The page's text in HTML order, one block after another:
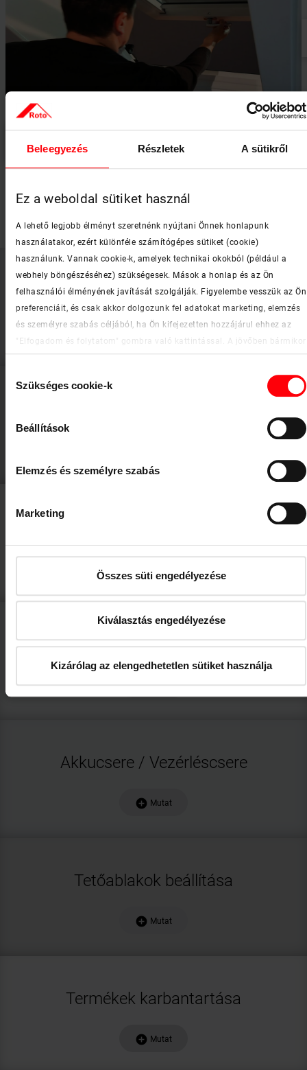
Beleegyezés Részletek A sütikről
Ez a weboldal sütiket használ
A lehető legjobb élményt szeretnénk nyújtani Önnek honlapunk
használatakor, ezért különféle számítógépes sütiket (cookie)
használunk. Vannak cookie-k, amelyek technikai okokból (például a
webhely böngészéséhez) szükségesek. Mások a honlap és az Ön
felhasználói élményének javítását szolgálják. Figyelembe vesszük az Ön
preferenciáit, és csak akkor dolgozunk fel adatokat marketing, elemzés
és személyre szabás céljából, ha Ön kifejezetten hozzájárul ehhez az
"Elfogadom és folytatom" gombra való kattintással. A jövőben bármikor
testreszabási lehetőségekről a "Részletek megjelenítése" gombra
kattintva találhat.
kiválasztása
Szükséges cookie-k
Beállítások
Elemzés és személyre szabás
Marketing
Összes süti engedélyezése
Kiválasztás engedélyezése
Kizárólag az elengedhetetlen sütiket használja
Fogadja el a cookie-kata videó megnézéséhez.
Roto Designo fényzáró roló (ZRV) - Típus meghatározása
Ablakfunkciók
add_circle Mutat
Távirányító programozása
add_circleMutat
Akkucsere / Vezérléscsere
add_circle Mutat
Tetőablakok beállítása
add_circle Mutat
Termékek karbantartása
add_circle Mutat